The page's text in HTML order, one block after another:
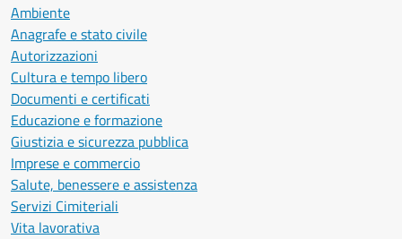
Ambiente
Anagrafe e stato civile
Autorizzazioni
Cultura e tempo libero
Documenti e certificati
Educazione e formazione
Giustizia e sicurezza pubblica
Imprese e commercio
Salute, benessere e assistenza
Servizi Cimiteriali
Vita lavorativa